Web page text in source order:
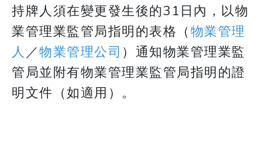
持牌人須在變更發生後的31日內，以物
業管理業監管局指明的表格（物業管理
人 ／物業管理公司 ）通知物業管理業監
管局並附有物業管理業監管局指明的證
明文件（如適用）。